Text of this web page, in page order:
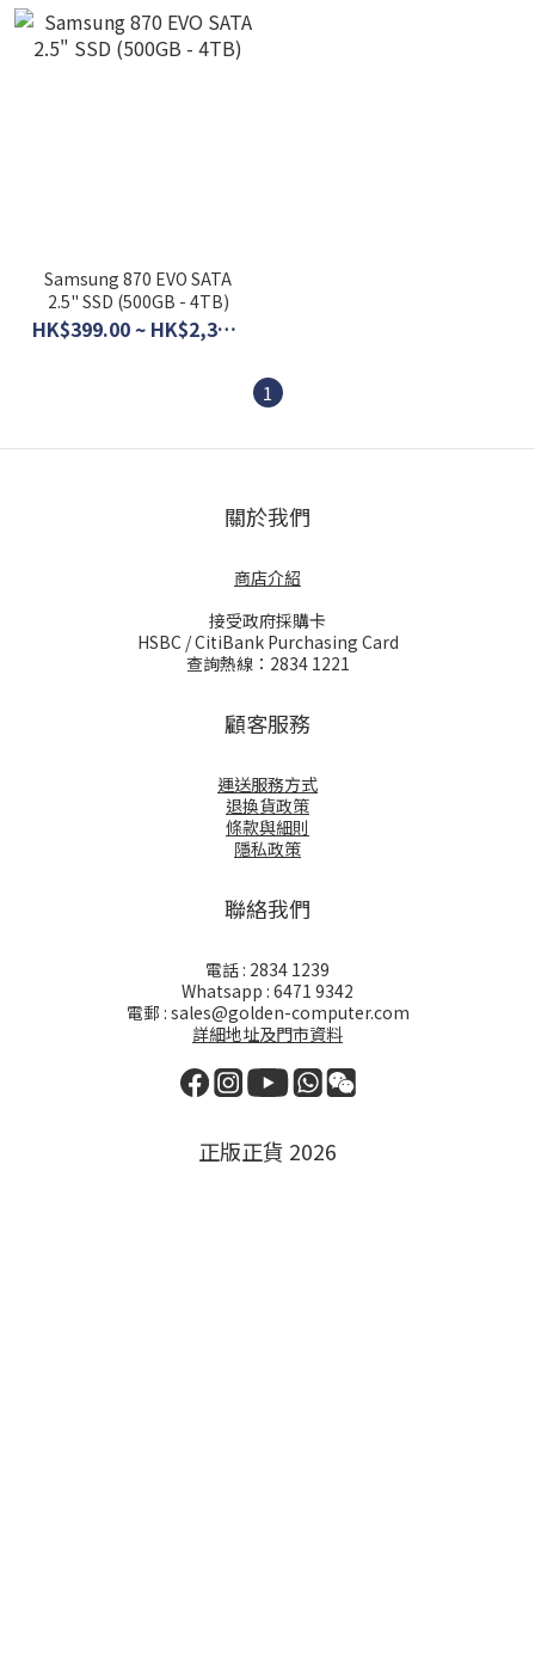
Samsung 870 EVO SATA
2.5" SSD (500GB - 4TB)
HK$399.00 ~ HK$2,390.00
1
關於我們
商店介紹
接受政府採購卡
HSBC / CitiBank Purchasing Card
查詢熱線：2834 1221
顧客服務
運送服務方式
退換貨政策
條款與細則
隱私政策
聯絡我們
電話 : 2834 1239
Whatsapp : 6471 9342
電郵 : sales@golden-computer.com
詳細地址及門市資料
正版正貨 2026